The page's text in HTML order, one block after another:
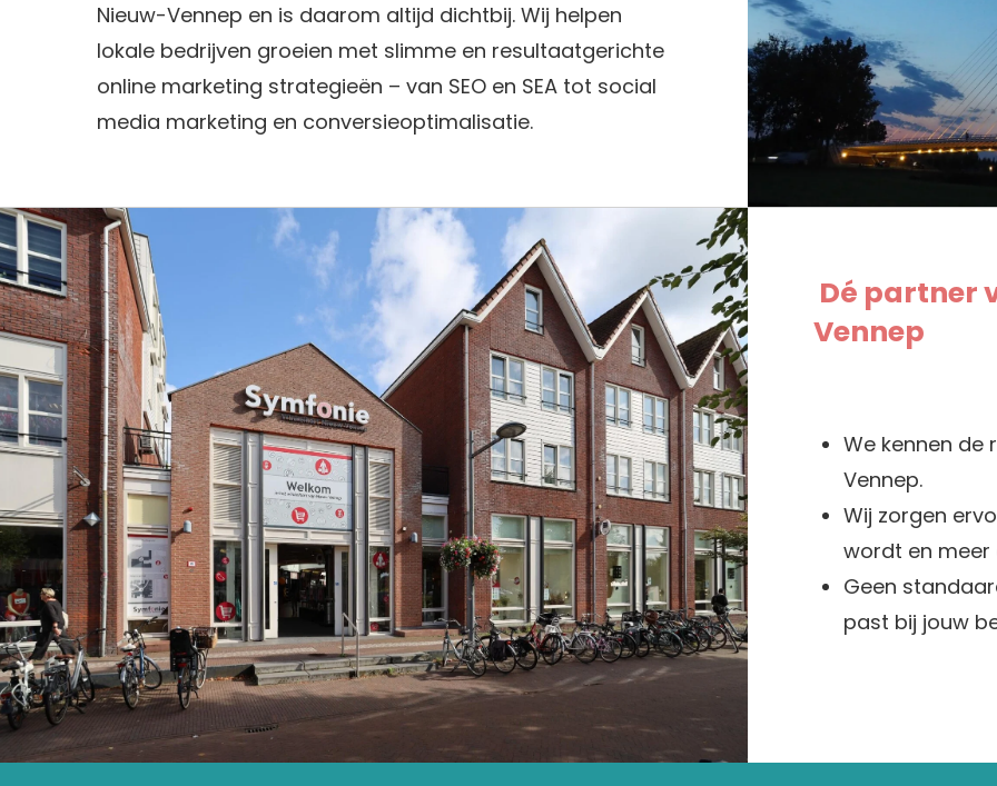
Nieuw-Vennep en is daarom altijd dichtbij. Wij helpen
lokale bedrijven groeien met slimme en resultaatgerichte
online marketing strategieën – van SEO en SEA tot social
media marketing en conversieoptimalisatie.
Dé partner
Vennep
We kennen de
Vennep.
Wij zorgen
wordt en meer
Geen
past bij jouw